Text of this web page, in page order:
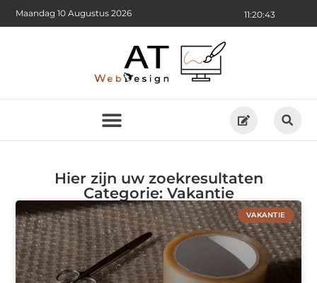
11:20:44
Maandag 10 Augustus 2026
Hier zijn uw zoekresultaten
Categorie: Vakantie
VAKANTIE